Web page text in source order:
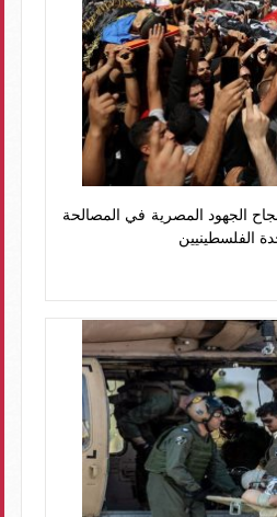
الجهود المصرية في المصالحة
الفلسطينيين